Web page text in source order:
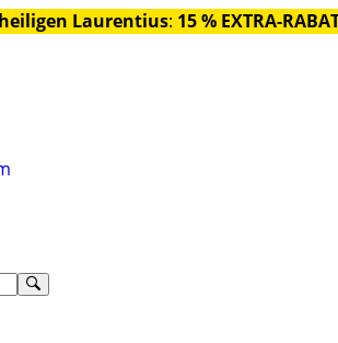
Laurentius: 15 % EXTRA-